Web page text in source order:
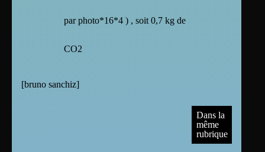
par photo*16*4 ) , soit 0,7 kg de
CO2
[bruno sanchiz]
Dans la
même
rubrique